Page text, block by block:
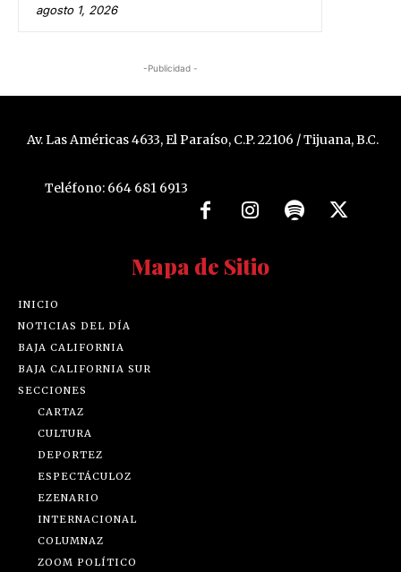
agosto 1, 2026
-Publicidad -
Av. Las Américas 4633, El Paraíso, C.P. 22106 / Tijuana, B.C.
Teléfono: 664 681 6913
Mapa de Sitio
INICIO
NOTICIAS DEL DÍA
BAJA CALIFORNIA
BAJA CALIFORNIA SUR
SECCIONES
CARTAZ
CULTURA
DEPORTEZ
ESPECTÁCULOZ
EZENARIO
INTERNACIONAL
COLUMNAZ
ZOOM POLÍTICO